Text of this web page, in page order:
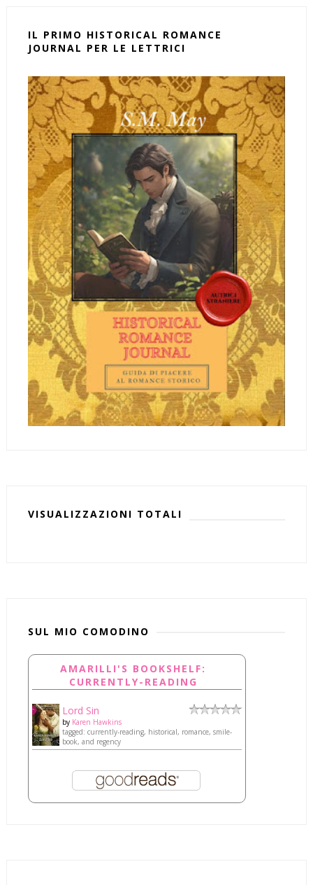
IL PRIMO HISTORICAL ROMANCE
JOURNAL PER LE LETTRICI
VISUALIZZAZIONI TOTALI
SUL MIO COMODINO
AMARILLI'S BOOKSHELF:
CURRENTLY-READING
Lord Sin
by Karen Hawkins
tagged: currently-reading, historical, romance, smile-
book, and regency